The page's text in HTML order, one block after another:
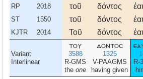
RP 2018 τοῦ δόντος
ST 1550 τοῦ δόντος
KJTR 2014 Τοῦ δόντος
Variant
Interlinear
του
3588
R-GMS
the one
δοντοσ
1325
V-PAAGMS
having given
R-